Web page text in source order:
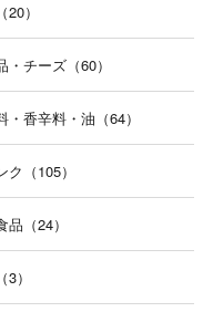
）
・チーズ（60）
・香辛料・油（64）
ク（105）
品（24）
）